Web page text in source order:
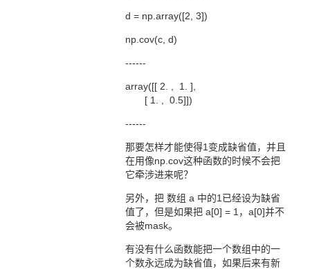
d = np.array([2, 3])
np.cov(c, d)
------
array([[ 2. , 1. ],
[ 1. , 0.5]])
------
那要怎样才能使得1变成缺省值，并且
在用像np.cov这种函数的时候不会把
它牵涉进来呢？
另外，把 数组 a 中的1已经设为缺省
值了，但是如果把 a[0] = 1，a[0]并不
会被mask。
有没有什么函数能把一个数组中的一
个数永远成为缺省值，如果后来有新